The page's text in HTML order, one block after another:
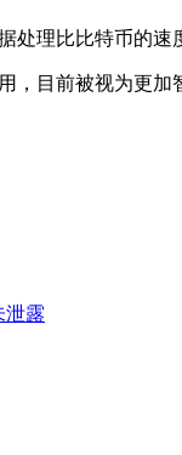
理比比特币的
目前被视为更加
泄露